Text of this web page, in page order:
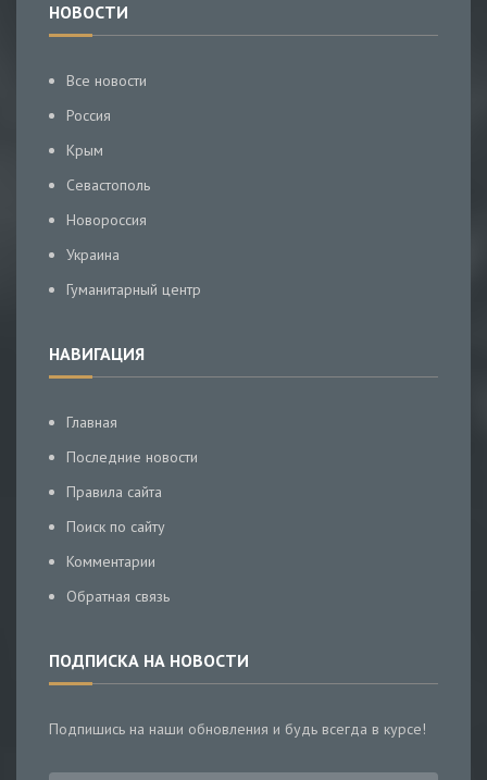
НОВОСТИ
Все новости
Россия
Крым
Севастополь
Новороссия
Украина
Гуманитарный центр
НАВИГАЦИЯ
Главная
Последние новости
Правила сайта
Поиск по сайту
Комментарии
Обратная связь
ПОДПИСКА НА НОВОСТИ
Подпишись на наши обновления и будь всегда в курсе!